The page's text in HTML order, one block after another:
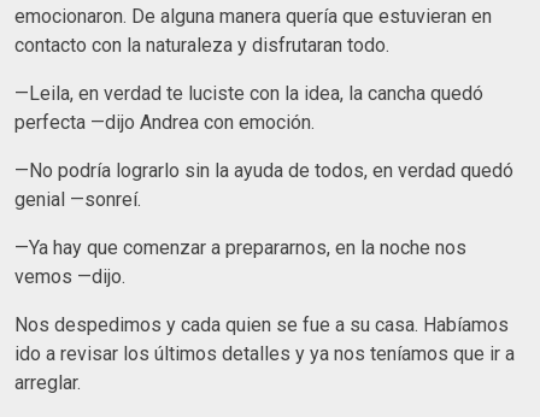
emocionaron. De alguna manera quería que estuvieran en
contacto con la naturaleza y disfrutaran todo.
—Leila, en verdad te luciste con la idea, la cancha quedó
perfecta —dijo Andrea con emoción.
—No podría lograrlo sin la ayuda de todos, en verdad quedó
genial —sonreí.
—Ya hay que comenzar a prepararnos, en la noche nos
vemos —dijo.
Nos despedimos y cada quien se fue a su casa. Habíamos
ido a revisar los últimos detalles y ya nos teníamos que ir a
arreglar.